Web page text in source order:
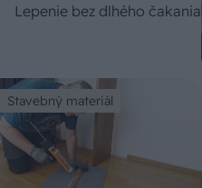
Lepenie bez dlhého čakania
Stavebný materiál